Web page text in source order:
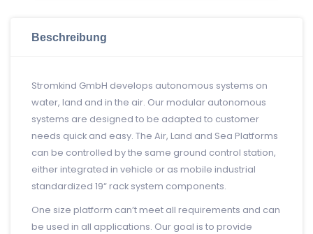
Beschreibung
Stromkind GmbH develops autonomous systems on
water, land and in the air. Our modular autonomous
systems are designed to be adapted to customer
needs quick and easy. The Air, Land and Sea Platforms
can be controlled by the same ground control station,
either integrated in vehicle or as mobile industrial
standardized 19“ rack system components.
One size platform can’t meet all requirements and can
be used in all applications. Our goal is to provide